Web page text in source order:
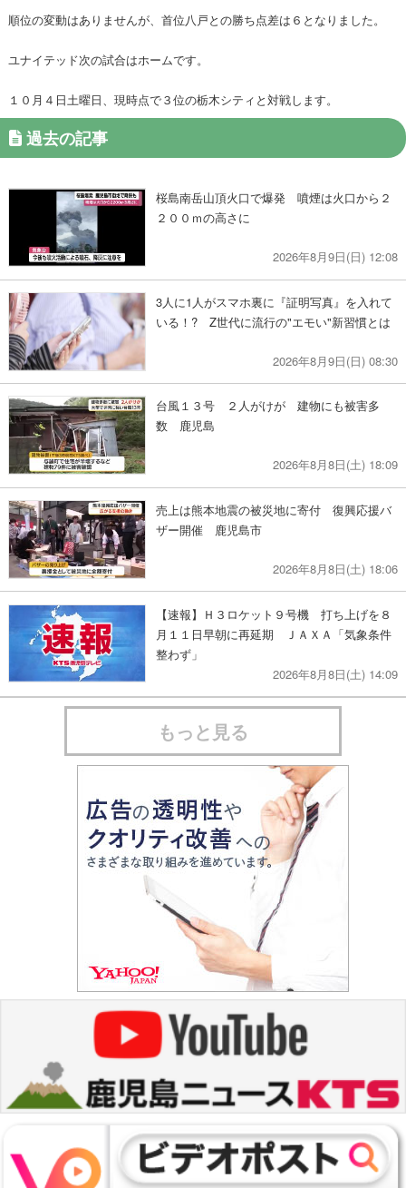
順位の変動はありませんが、首位八戸との勝ち点差は６となりました。
ユナイテッド次の試合はホームです。
１０月４日土曜日、現時点で３位の栃木シティと対戦します。
過去の記事
桜島南岳山頂火口で爆発 噴煙は火口から２
２００ｍの高さに
2026年8月9日(日) 12:08
3人に1人がスマホ裏に『証明写真』を入れて
いる！? Z世代に流行の"エモい"新習慣とは
2026年8月9日(日) 08:30
台風１３号 ２人がけが 建物にも被害多
数 鹿児島
2026年8月8日(土) 18:09
売上は熊本地震の被災地に寄付 復興応援バ
ザー開催 鹿児島市
2026年8月8日(土) 18:06
【速報】Ｈ３ロケット９号機 打ち上げを８
月１１日早朝に再延期 ＪＡＸＡ「気象条件
整わず」
2026年8月8日(土) 14:09
もっと見る